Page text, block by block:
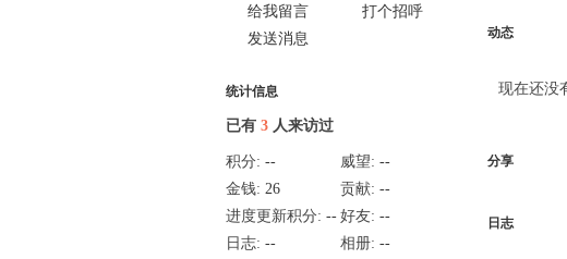
给我留言
打个招呼
发送消息
统计信息
已有 3 人来访过
积分: -- 威望: --
金钱: 26 贡献: --
进度更新积分: -- 好友: --
日志: -- 相册: --
动态
现在还没
分享
日志